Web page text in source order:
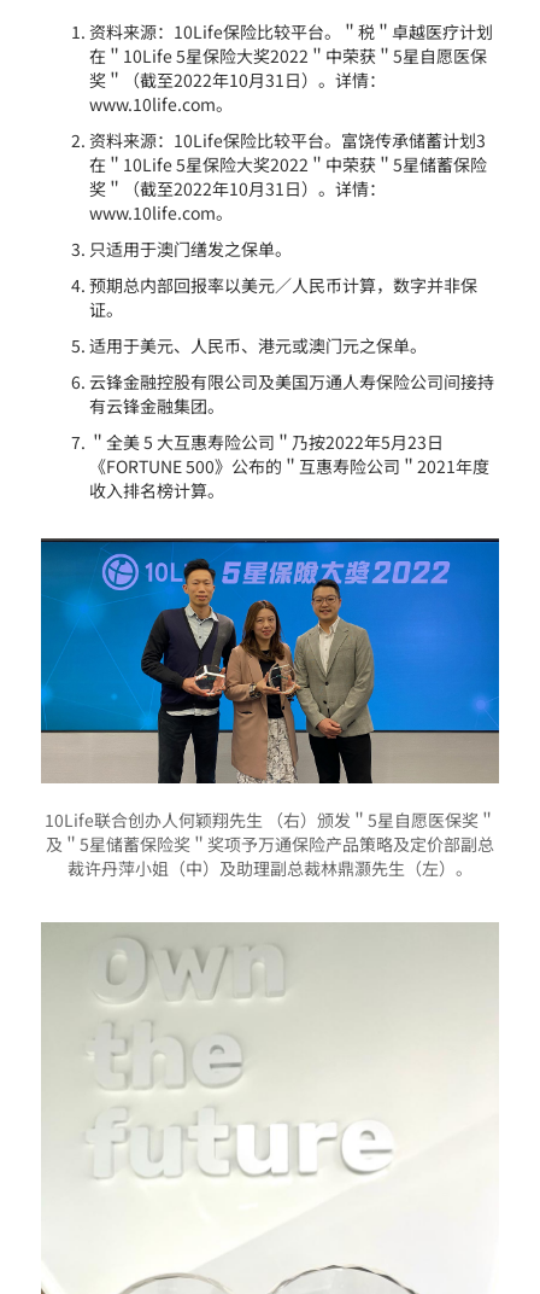
资料来源：10Life保险比较平台。＂税＂卓越医疗计划
在＂10Life 5星保险大奖2022＂中荣获＂5星自愿医保
奖＂（截至2022年10月31日）。详情：
www.10life.com。
资料来源：10Life保险比较平台。富饶传承储蓄计划3
在＂10Life 5星保险大奖2022＂中荣获＂5星储蓄保险
奖＂（截至2022年10月31日）。详情：
www.10life.com。
只适用于澳门缮发之保单。
预期总内部回报率以美元／人民币计算，数字并非保
证。
适用于美元、人民币、港元或澳门元之保单。
云锋金融控股有限公司及美国万通人寿保险公司间接持
有云锋金融集团。
＂全美 5 大互惠寿险公司＂乃按2022年5月23日
《FORTUNE 500》公布的＂互惠寿险公司＂2021年度
收入排名榜计算。
10Life联合创办人何颖翔先生 （右）颁发＂5星自愿医保奖＂
及＂5星储蓄保险奖＂奖项予万通保险产品策略及定价部副总
裁许丹萍小姐（中）及助理副总裁林鼎灏先生（左）。